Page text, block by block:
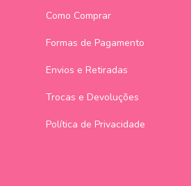
Como Comprar
Formas de Pagamento
Envios e Retiradas
Trocas e Devoluções
Política de Privacidade